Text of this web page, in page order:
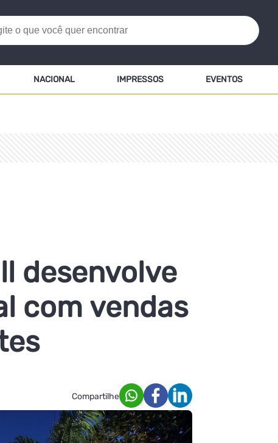
NACIONAL IMPRESSOS EVENTOS
desenvolve
com vendas
Compartilhe